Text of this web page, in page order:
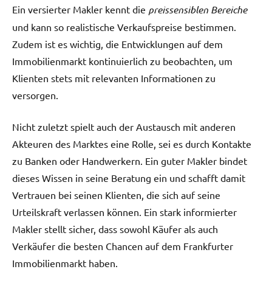
Ein versierter Makler kennt die preissensiblen Bereiche
und kann so realistische Verkaufspreise bestimmen.
Zudem ist es wichtig, die Entwicklungen auf dem
Immobilienmarkt kontinuierlich zu beobachten, um
Klienten stets mit relevanten Informationen zu
versorgen.
Nicht zuletzt spielt auch der Austausch mit anderen
Akteuren des Marktes eine Rolle, sei es durch Kontakte
zu Banken oder Handwerkern. Ein guter Makler bindet
dieses Wissen in seine Beratung ein und schafft damit
Vertrauen bei seinen Klienten, die sich auf seine
Urteilskraft verlassen können. Ein stark informierter
Makler stellt sicher, dass sowohl Käufer als auch
Verkäufer die besten Chancen auf dem Frankfurter
Immobilienmarkt haben.